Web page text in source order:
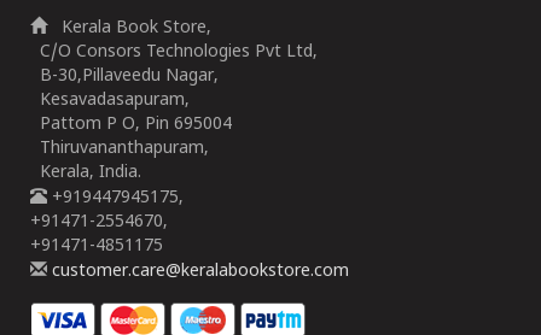
Kerala Book Store,
C/O Consors Technologies Pvt Ltd,
B-30,Pillaveedu Nagar,
Kesavadasapuram,
Pattom P O, Pin 695004
Thiruvananthapuram,
Kerala, India.
+919447945175,
+91471-2554670,
+91471-4851175
customer.care@keralabookstore.com